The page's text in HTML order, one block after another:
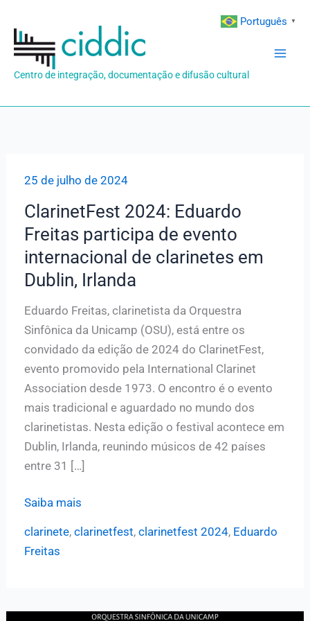
para
conteúdo
Centro de integração, documentação e difusão cultural
25 de julho de 2024
ClarinetFest 2024: Eduardo
Freitas participa de evento
internacional de clarinetes em
Dublin, Irlanda
Eduardo Freitas, clarinetista da Orquestra
Sinfônica da Unicamp (OSU), está entre os
convidado da edição de 2024 do ClarinetFest,
evento promovido pela International Clarinet
Association desde 1973. O encontro é o evento
mais tradicional e aguardado no mundo dos
clarinetistas. Nesta edição o festival acontece em
Dublin, Irlanda, reunindo músicos de 42 países
entre 31 […]
ClarinetFest
Saiba mais
clarinete, clarinetfest, clarinetfest 2024, Eduardo
Freitas
Português ▼